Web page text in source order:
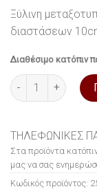
Ξύλινη
διαστάσεων
Διαθέσιμο κατόπιν
Εικόνα ξύλινη σε
ΤΗΛΕΦΩΝΙΚΕΣ
Στα προϊόντα
μας να σας
Κωδικός προϊόντος: